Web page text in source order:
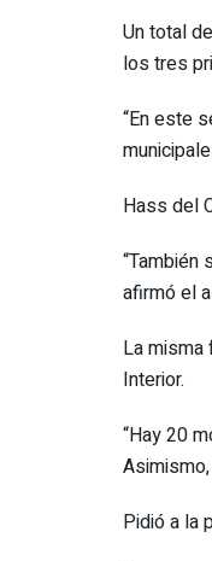
Un total
los tres
“En este
Hass del
afirmó el
La
Interior.
“Hay 20
Pidió a la